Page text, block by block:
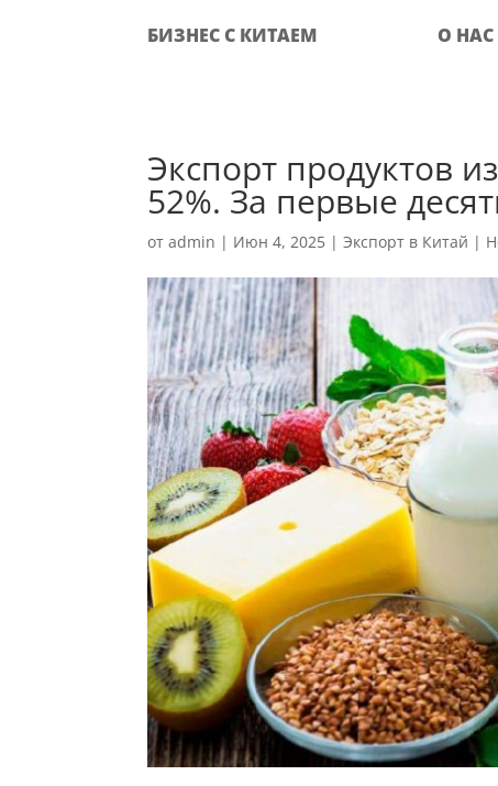
БИЗНЕС С КИТАЕМ О НАС
Экспорт продуктов
52%. За первые
отadmin | Июн 4, 2025 |Экспорт в Китай |